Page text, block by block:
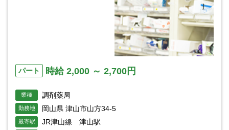
パート 時給 2,000 ～ 2,700円
業種 調剤薬局
勤務地 岡山県 津山市山方34-5
最寄駅 JR津山線 津山駅